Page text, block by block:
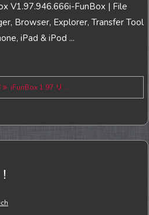
V1.97.946.666i-FunBox | File
Browser, Explorer, Transfer Tool
iPad & iPod ...
iFunBox 1.97 リ ...